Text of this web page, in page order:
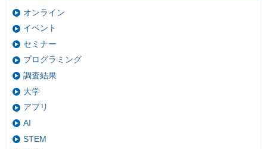
オンライン
イベント
セミナー
プログラミング
調査結果
大学
アプリ
AI
STEM